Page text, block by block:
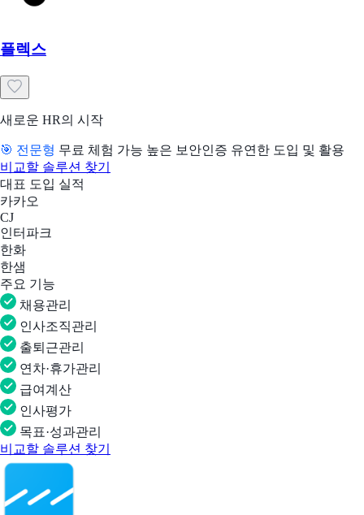
플렉스
새로운 HR의 시작
🎯 전문형 무료 체험 가능 높은 보안인증 유연한 도입 및 활용
비교할 솔루션 찾기
대표 도입 실적
카카오
CJ
인터파크
한화
한샘
주요 기능
채용관리
인사조직관리
출퇴근관리
연차·휴가관리
급여계산
인사평가
목표·성과관리
비교할 솔루션 찾기